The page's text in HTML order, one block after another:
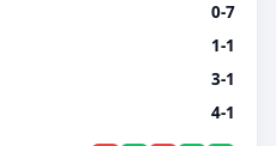
0-7
1-1
3-1
4-1